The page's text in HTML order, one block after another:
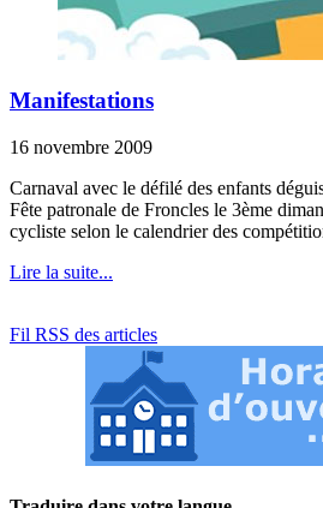
Manifestations
16 novembre 2009
Carnaval avec le défilé des enfants
Fête patronale de Froncles le 3ème
cycliste selon le calendrier des
Lire la suite...
Fil RSS des articles